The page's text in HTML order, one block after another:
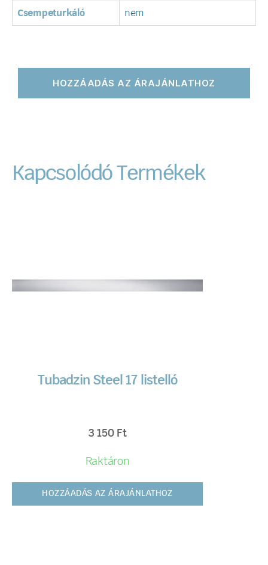
Csempeturkáló nem
HOZZÁADÁS AZ ÁRAJÁNLATHOZ
Kapcsolódó Termékek
Tubadzin Steel 17 listelló
3 150 Ft
Raktáron
HOZZÁADÁS AZ ÁRAJÁNLATHOZ